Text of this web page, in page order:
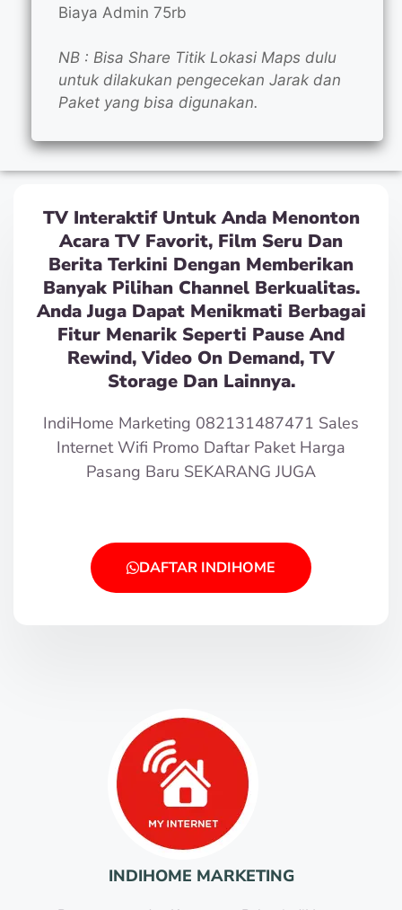
Biaya Admin 75rb
NB : Bisa Share Titik Lokasi Maps dulu
untuk dilakukan pengecekan Jarak dan
Paket yang bisa digunakan.
TV Interaktif Untuk Anda Menonton
Acara TV Favorit, Film Seru Dan
Berita Terkini Dengan Memberikan
Banyak Pilihan Channel Berkualitas.
Anda Juga Dapat Menikmati Berbagai
Fitur Menarik Seperti Pause And
Rewind, Video On Demand, TV
Storage Dan Lainnya.
IndiHome Marketing 082131487471 Sales
Internet Wifi Promo Daftar Paket Harga
Pasang Baru SEKARANG JUGA
DAFTAR INDIHOME
INDIHOME MARKETING